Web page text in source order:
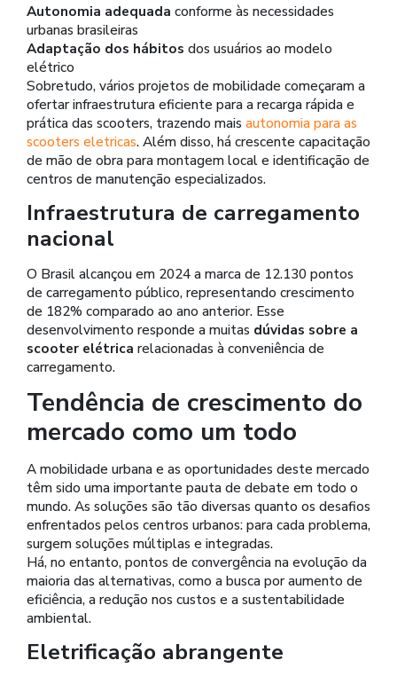
Autonomia adequada conforme às necessidades
urbanas brasileiras
Adaptação dos hábitos dos usuários ao modelo
elétrico
Sobretudo, vários projetos de mobilidade começaram a
ofertar infraestrutura eficiente para a recarga rápida e
prática das scooters, trazendo mais autonomia para as
scooters eletricas. Além disso, há crescente capacitação
de mão de obra para montagem local e identificação de
centros de manutenção especializados.
Infraestrutura de carregamento
nacional
O Brasil alcançou em 2024 a marca de 12.130 pontos
de carregamento público, representando crescimento
de 182% comparado ao ano anterior. Esse
desenvolvimento responde a muitas dúvidas sobre a
scooter elétrica relacionadas à conveniência de
carregamento.
Tendência de crescimento do
mercado como um todo
A mobilidade urbana e as oportunidades deste mercado
têm sido uma importante pauta de debate em todo o
mundo. As soluções são tão diversas quanto os desafios
enfrentados pelos centros urbanos: para cada problema,
surgem soluções múltiplas e integradas.
Há, no entanto, pontos de convergência na evolução da
maioria das alternativas, como a busca por aumento de
eficiência, a redução nos custos e a sustentabilidade
ambiental.
Eletrificação abrangente